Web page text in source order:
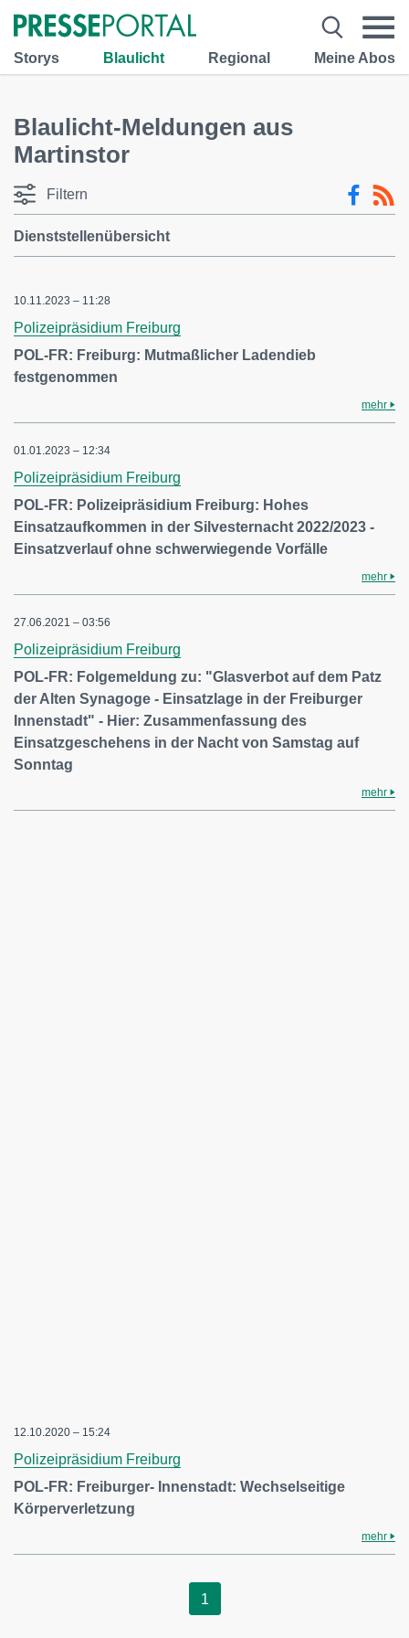
Storys Blaulicht Regional Meine Abos
Blaulicht-Meldungen aus
Martinstor
Filtern
Dienststellenübersicht
10.11.2023 – 11:28
Polizeipräsidium Freiburg
POL-FR: Freiburg: Mutmaßlicher Ladendieb
festgenommen
mehr
01.01.2023 – 12:34
Polizeipräsidium Freiburg
POL-FR: Polizeipräsidium Freiburg: Hohes
Einsatzaufkommen in der Silvesternacht 2022/2023 -
Einsatzverlauf ohne schwerwiegende Vorfälle
mehr
27.06.2021 – 03:56
Polizeipräsidium Freiburg
POL-FR: Folgemeldung zu: "Glasverbot auf dem Patz
der Alten Synagoge - Einsatzlage in der Freiburger
Innenstadt" - Hier: Zusammenfassung des
Einsatzgeschehens in der Nacht von Samstag auf
Sonntag
mehr
12.10.2020 – 15:24
Polizeipräsidium Freiburg
POL-FR: Freiburger- Innenstadt: Wechselseitige
Körperverletzung
mehr
1